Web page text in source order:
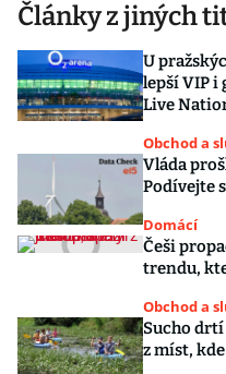
Články z jiných
U
lepší VIP i
Live
Obchod a
Vláda
Podívejte
Domácí
Češi
trendu,
Obchod a
Sucho drtí
z míst,